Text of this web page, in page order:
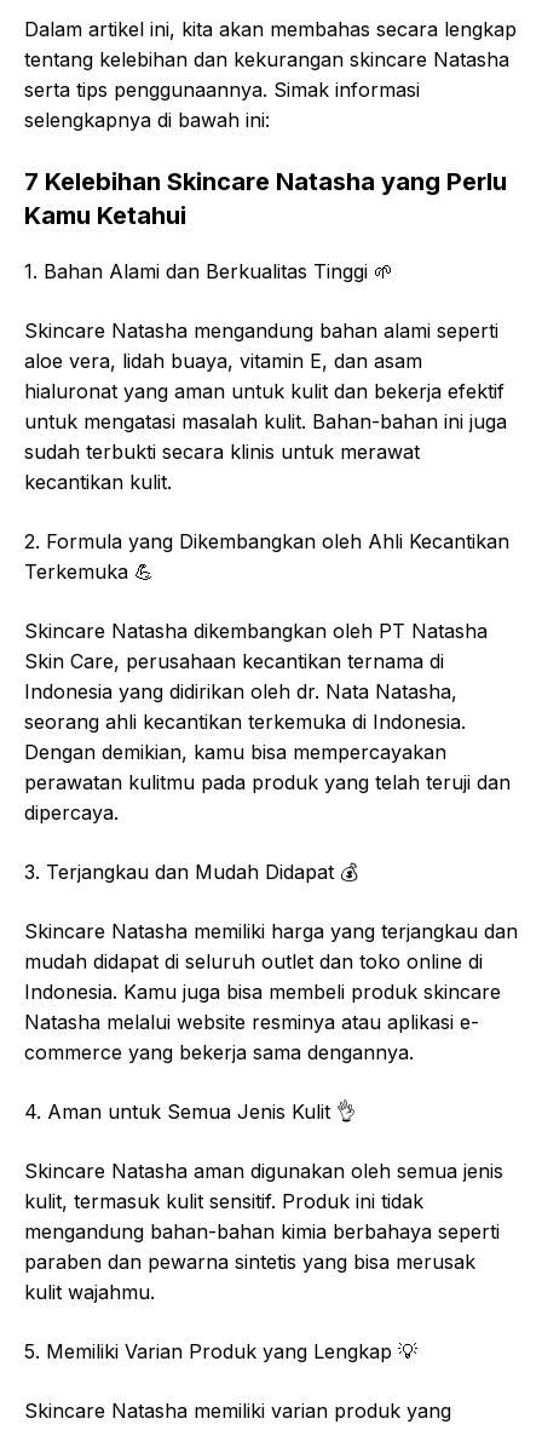
Dalam artikel ini, kita akan membahas secara lengkap
tentang kelebihan dan kekurangan skincare Natasha
serta tips penggunaannya. Simak informasi
selengkapnya di bawah ini:
7 Kelebihan Skincare Natasha yang Perlu
Kamu Ketahui
1. Bahan Alami dan Berkualitas Tinggi 🌱
Skincare Natasha mengandung bahan alami seperti
aloe vera, lidah buaya, vitamin E, dan asam
hialuronat yang aman untuk kulit dan bekerja efektif
untuk mengatasi masalah kulit. Bahan-bahan ini juga
sudah terbukti secara klinis untuk merawat
kecantikan kulit.
2. Formula yang Dikembangkan oleh Ahli Kecantikan
Terkemuka 💪
Skincare Natasha dikembangkan oleh PT Natasha
Skin Care, perusahaan kecantikan ternama di
Indonesia yang didirikan oleh dr. Nata Natasha,
seorang ahli kecantikan terkemuka di Indonesia.
Dengan demikian, kamu bisa mempercayakan
perawatan kulitmu pada produk yang telah teruji dan
dipercaya.
3. Terjangkau dan Mudah Didapat 💰
Skincare Natasha memiliki harga yang terjangkau dan
mudah didapat di seluruh outlet dan toko online di
Indonesia. Kamu juga bisa membeli produk skincare
Natasha melalui website resminya atau aplikasi e-
commerce yang bekerja sama dengannya.
4. Aman untuk Semua Jenis Kulit 👌
Skincare Natasha aman digunakan oleh semua jenis
kulit, termasuk kulit sensitif. Produk ini tidak
mengandung bahan-bahan kimia berbahaya seperti
paraben dan pewarna sintetis yang bisa merusak
kulit wajahmu.
5. Memiliki Varian Produk yang Lengkap 💡
Skincare Natasha memiliki varian produk yang